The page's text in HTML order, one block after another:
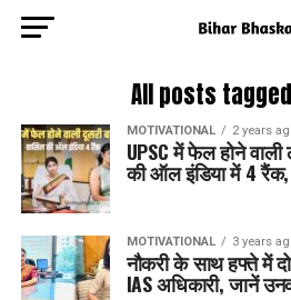
All posts
MOTIVATIONAL 2 years
UPSC में फेल होने
की ऑल इंडिया में 4 रैंक,
MOTIVATIONAL 3 years
नौकरी के साथ हफ्ते में
IAS अधिकारी, जानें